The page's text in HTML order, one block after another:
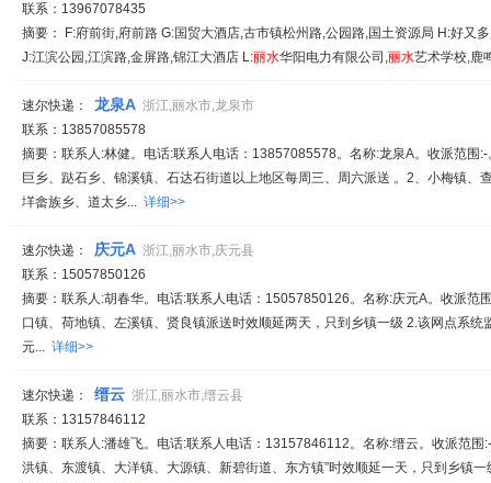
联系：13967078435
摘要： F:府前街,府前路 G:国贸大酒店,古市镇松州路,公园路,国土资源局 H:好又
J:江滨公园,江滨路,金屏路,锦江大酒店 L:丽水华阳电力有限公司,丽水艺术学校,鹿
速尔快递： 龙泉A 浙江,丽水市,龙泉市
联系：13857085578
摘要：联系人:林健。电话:联系人电话：13857085578。名称:龙泉A。收派范围
巨乡、跶石乡、锦溪镇、石达石街道以上地区每周三、周六派送 。2、小梅镇、
垟畲族乡、道太乡... 详细>>
速尔快递： 庆元A 浙江,丽水市,庆元县
联系：15057850126
摘要：联系人:胡春华。电话:联系人电话：15057850126。名称:庆元A。收派范
口镇、荷地镇、左溪镇、贤良镇派送时效顺延两天，只到乡镇一级 2.该网点系统
元... 详细>>
速尔快递： 缙云 浙江,丽水市,缙云县
联系：13157846112
摘要：联系人:潘雄飞。电话:联系人电话：13157846112。名称:缙云。收派范围
洪镇、东渡镇、大洋镇、大源镇、新碧街道、东方镇”时效顺延一天，只到乡镇